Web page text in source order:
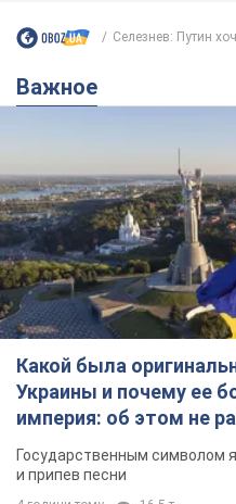
Селезнев: Путин
Важное
Какой была
Украины и почему ее
империя: об этом не
Государственным символом
и припев песни